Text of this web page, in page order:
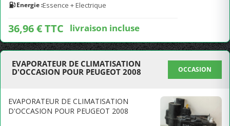
Energie :Essence + Electrique
36,96 € TTC livraison incluse
EVAPORATEUR DE CLIMATISATION
D'OCCASION POUR PEUGEOT 2008
OCCASION
EVAPORATEUR DE CLIMATISATION
D'OCCASION POUR PEUGEOT 2008